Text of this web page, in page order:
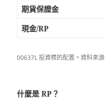
期貨保證金
現金/RP
00637L 投資標的配置。資料來
什麼是 RP？